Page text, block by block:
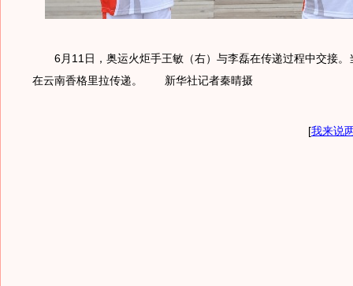
6月11日，奥运火炬手王敏（右）与李磊在传递过程中交接。
在云南香格里拉传递。 新华社记者秦晴摄
[我来说